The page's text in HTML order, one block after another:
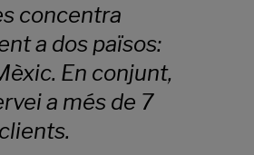
concentra
a dos països:
En conjunt,
a més de 7